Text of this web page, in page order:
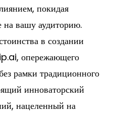
покидая
на вашу аудиторию.
в создании
опережающего
рамки традиционного
инноваторский
нацеленный на